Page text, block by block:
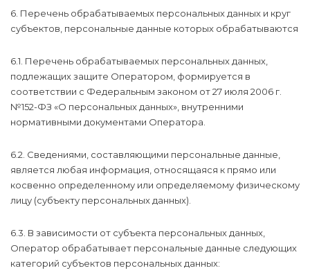
6. Перечень обрабатываемых персональных данных и круг
субъектов, персональные данные которых обрабатываются
6.1. Перечень обрабатываемых персональных данных,
подлежащих защите Оператором, формируется в
соответствии с Федеральным законом от 27 июля 2006 г.
№152-ФЗ «О персональных данных», внутренними
нормативными документами Оператора.
6.2. Сведениями, составляющими персональные данные,
является любая информация, относящаяся к прямо или
косвенно определенному или определяемому физическому
лицу (субъекту персональных данных).
6.3. В зависимости от субъекта персональных данных,
Оператор обрабатывает персональные данные следующих
категорий субъектов персональных данных: